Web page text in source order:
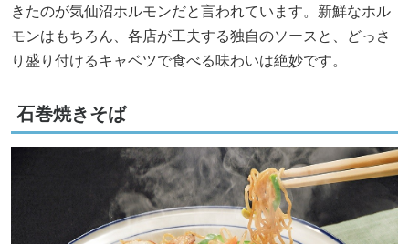
きたのが気仙沼ホルモンだと言われています。新鮮なホル
モンはもちろん、各店が工夫する独自のソースと、どっさ
り盛り付けるキャベツで食べる味わいは絶妙です。
石巻焼きそば